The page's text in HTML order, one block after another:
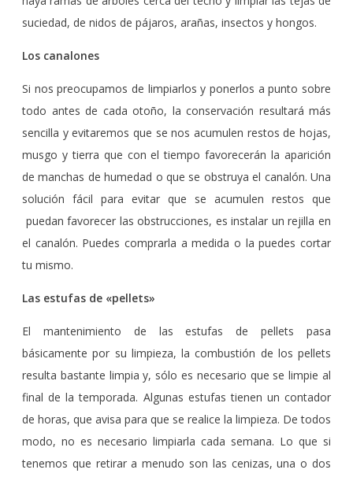
suciedad, de nidos de pájaros, arañas, insectos y hongos.
Los canalones
Si nos preocupamos de limpiarlos y ponerlos a punto sobre
todo antes de cada otoño, la conservación resultará más
sencilla y evitaremos que se nos acumulen restos de hojas,
musgo y tierra que con el tiempo favorecerán la aparición
de manchas de humedad o que se obstruya el canalón. Una
solución fácil para evitar que se acumulen restos que
puedan favorecer las obstrucciones, es instalar un rejilla en
el canalón. Puedes comprarla a medida o la puedes cortar
tu mismo.
Las estufas de «pellets»
El mantenimiento de las estufas de pellets pasa
básicamente por su limpieza, la combustión de los pellets
resulta bastante limpia y, sólo es necesario que se limpie al
final de la temporada. Algunas estufas tienen un contador
de horas, que avisa para que se realice la limpieza. De todos
modo, no es necesario limpiarla cada semana. Lo que si
tenemos que retirar a menudo son las cenizas, una o dos